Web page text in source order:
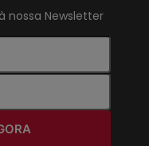
nossa Newsletter